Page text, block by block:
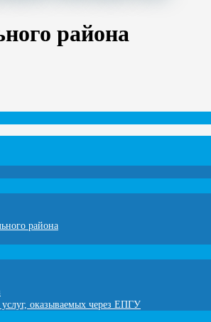
района
района
оказываемых через ЕПГУ